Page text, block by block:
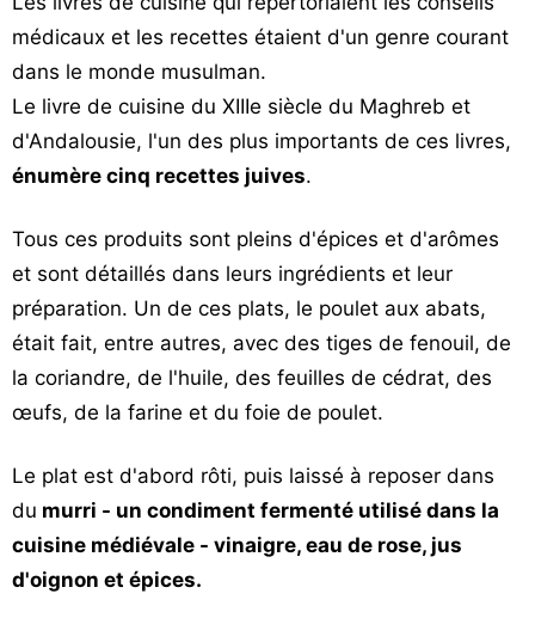
médicaux et les recettes étaient d'un genre courant
dans le monde musulman.
Le livre de cuisine du XIIIe siècle du Maghreb et
d'Andalousie, l'un des plus importants de ces livres,
énumère cinq recettes juives.
Tous ces produits sont pleins d'épices et d'arômes
et sont détaillés dans leurs ingrédients et leur
préparation. Un de ces plats, le poulet aux abats,
était fait, entre autres, avec des tiges de fenouil, de
la coriandre, de l'huile, des feuilles de cédrat, des
œufs, de la farine et du foie de poulet.
Le plat est d'abord rôti, puis laissé à reposer dans
du murri - un condiment fermenté utilisé dans la
cuisine médiévale - vinaigre, eau de rose, jus
d'oignon et épices.